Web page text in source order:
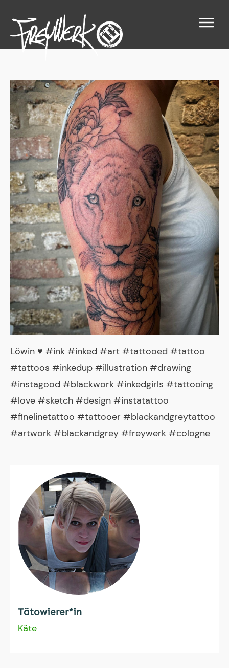
Löwin ♥️ #ink #inked #art #tattooed #tattoo
#tattoos #inkedup #illustration #drawing
#instagood #blackwork #inkedgirls #tattooing
#love #sketch #design #instatattoo
#finelinetattoo #tattooer #blackandgreytattoo
#artwork #blackandgrey #freywerk #cologne
Tätowierer*in
Käte